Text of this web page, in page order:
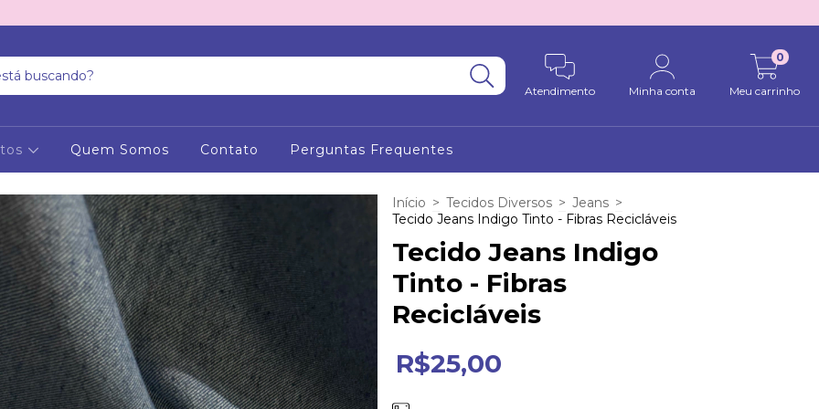
Atendimento Minha conta Meu carrinho
0
Quem Somos Contato Perguntas Frequentes
Início > Tecidos Diversos > Jeans >
Tecido Jeans Indigo Tinto - Fibras Recicláveis
Tecido Jeans Indigo
Tinto - Fibras
Recicláveis
R$25,00